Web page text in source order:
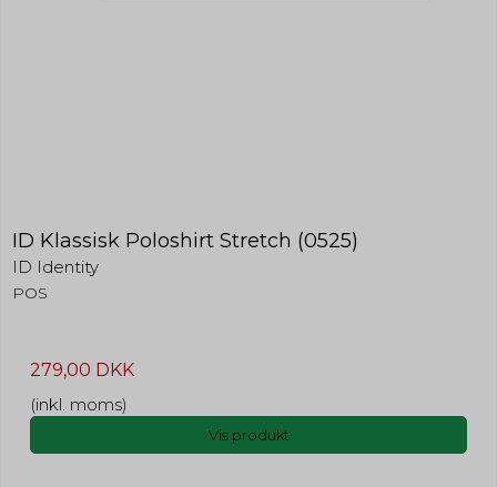
ID Klassisk Poloshirt Stretch (0525)
ID Identity
POS
279,00 DKK
(inkl. moms)
Vis produkt